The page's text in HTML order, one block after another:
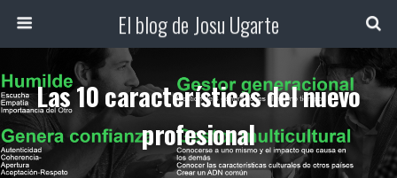
El blog de Josu Ugarte
Las 10 características del nuevo
profesional